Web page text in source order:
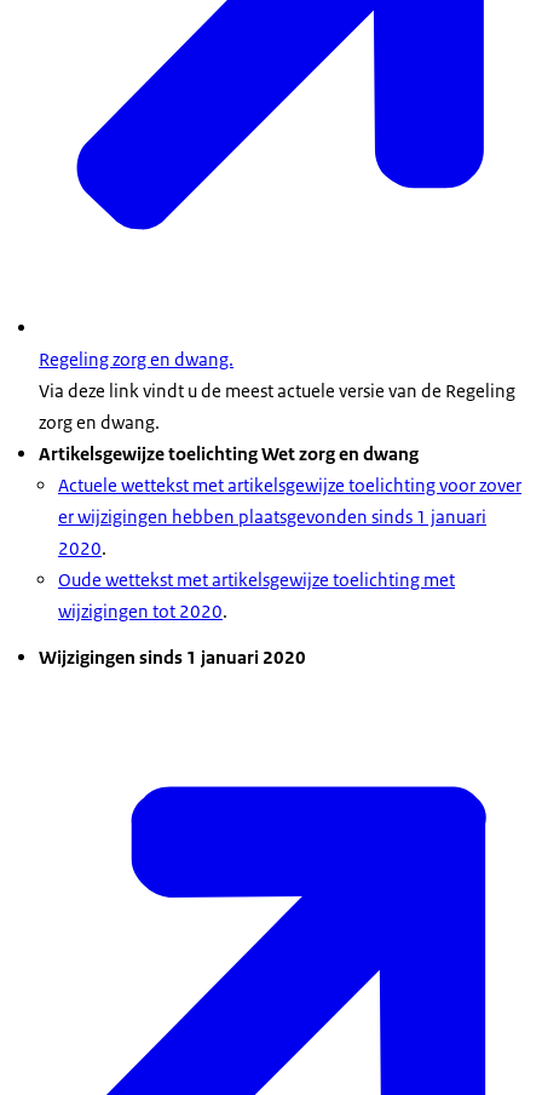
Regeling zorg en dwang.
Via deze link vindt u de meest actuele versie van de Regeling
zorg en dwang.
Artikelsgewijze toelichting Wet zorg en dwang
Actuele wettekst met artikelsgewijze toelichting voor zover
er wijzigingen hebben plaatsgevonden sinds 1 januari
2020.
Oude wettekst met artikelsgewijze toelichting met
wijzigingen tot 2020.
Wijzigingen sinds 1 januari 2020